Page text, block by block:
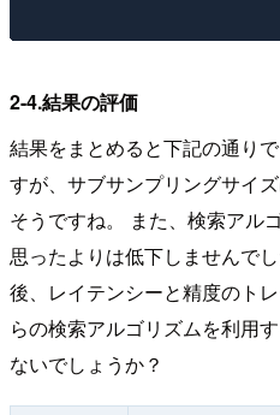
2-4.結果の評価
結果をまとめると下記の通り
すが、サブサンプリングサイ
そうですね。 また、検索アル
思ったよりは低下しませんで
後、レイテンシーと精度のト
らの検索アルゴリズムを利用
ないでしょうか？